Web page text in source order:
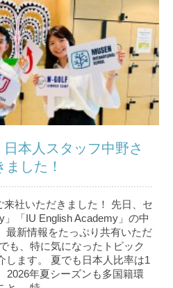
日本人スタッフ中野さ
した！
社いただきました！ 先日、セ
「IU English Academy」の中
最新情報をたっぷり共有いただ
も、特に気になったトピック
します。 夏でも日本人比率は1
2026年夏シーズンも多国籍環